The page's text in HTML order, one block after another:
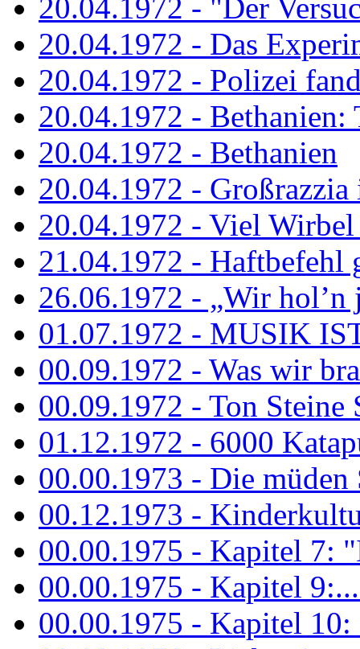
20.04.1972 - "Der
20.04.1972 - Das
20.04.1972 - Polizei
20.04.1972 - Bethanien:
20.04.1972 - Bethanien
20.04.1972 - Großrazzia
20.04.1972 - Viel
21.04.1972 - Haftbefehl
26.06.1972 - „Wir hol’n
01.07.1972 - MUSIK
00.09.1972 - Was wir
00.09.1972 - Ton Steine
01.12.1972 - 6000
00.00.1973 - Die müden
00.12.1973 -
00.00.1975 - Kapitel 7:
00.00.1975 - Kapitel
00.00.1975 - Kapitel